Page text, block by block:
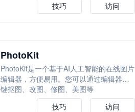
访问
技巧
PhotoKit
PhotoKit是一个基于AI人工智能的在线图片
编辑器，方便易用。您可以通过编辑器一
键抠图、改图、修图、美图等
访问
技巧